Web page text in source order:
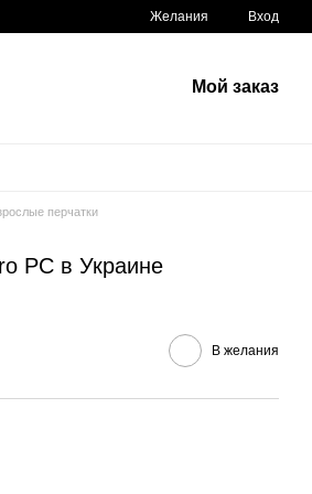
Желания Вход
Мой заказ
перчатки
PC в Украине
В желания